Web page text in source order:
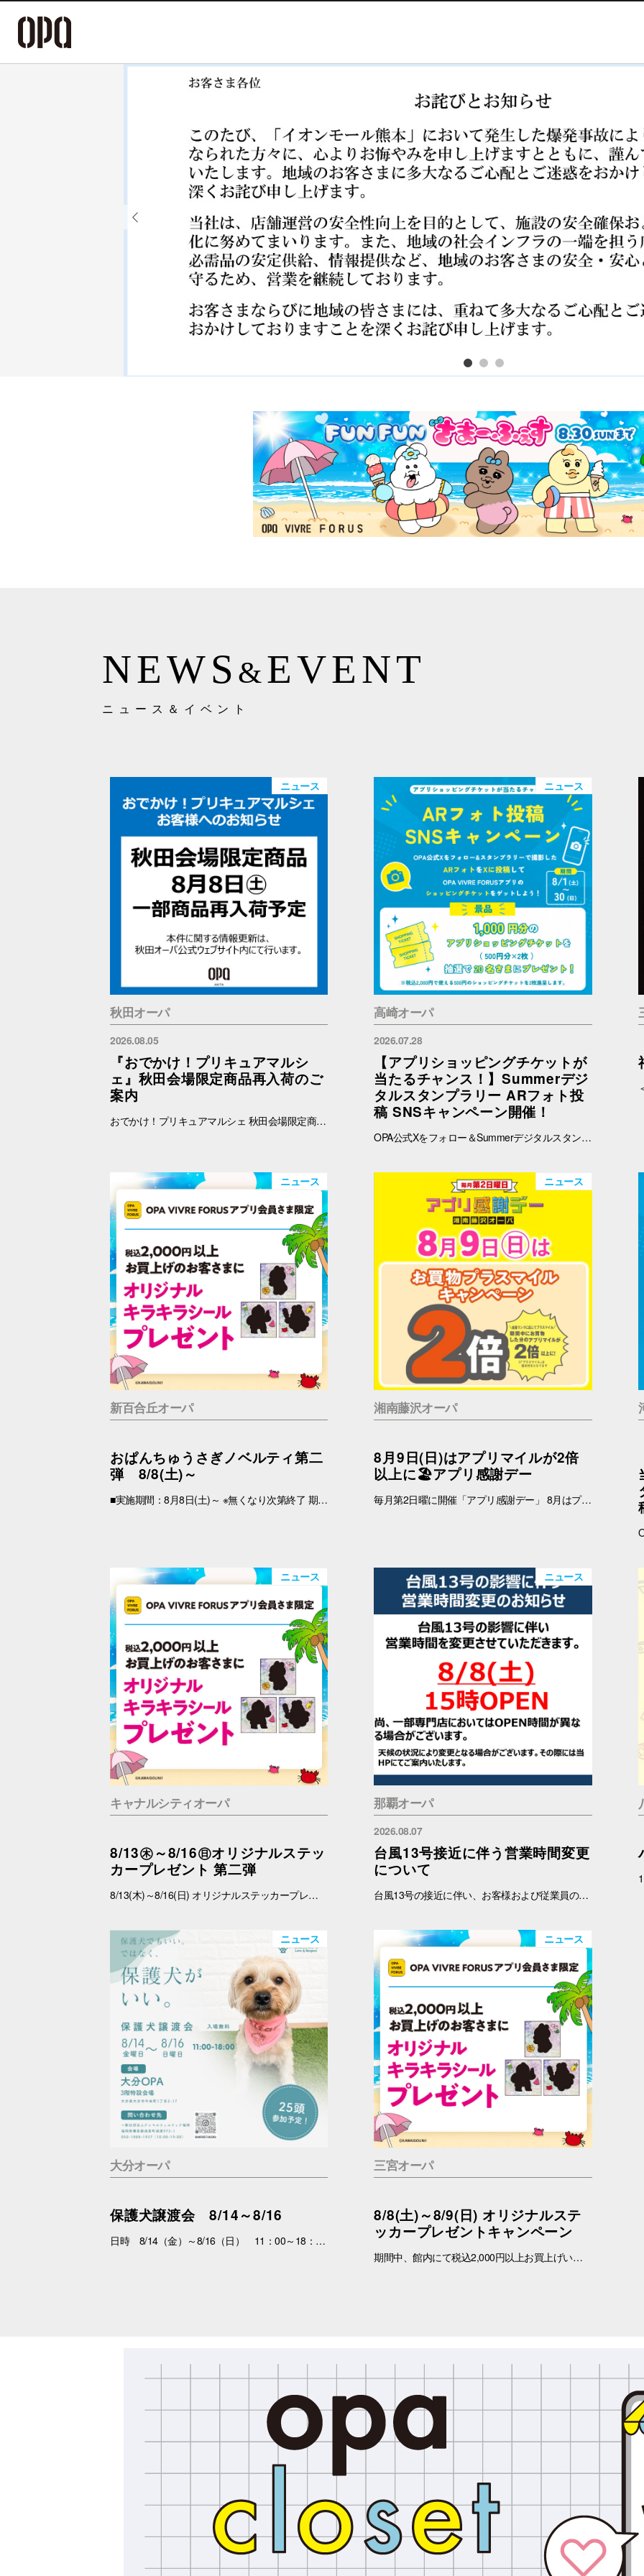
NEWS &EVENT
ニュース＆イベント
ニュース
秋田オーパ
2026.08.05
『おでかけ！プリキュアマルシ
ェ』秋田会場限定商品再入荷のご
案内
おでかけ！プリキュアマルシェ 秋田会場限定商品の再入荷を予定しております。 再入荷対象商品は下記をご覧ください。 【秋田限定】ランダム缶バッジ 全4種 各500円 【秋田限定】アクリルキーホルダー 全3種 1100円 【秋田限定】アクリルスタンド 全3種 1650円 ※納品後、準備が出来次第、販売を開始します。予めご了承ください。 ※在庫状況についてのお問い合わせは回答いたしかねます。ご来店の上ご確認をお願い申し上げます。 ※ブラウザでご覧の方はバナー、OPAアプリでご覧の方はタイトルをタップすると秋田会場限定商品の紹介ページに遷移します。
ニュース
高崎オーパ
2026.07.28
【アプリショッピングチケットが
当たるチャンス！】Summerデジ
タルスタンプラリー ARフォト投
稿 SNSキャンペーン開催！
OPA公式Xをフォロー＆Summerデジタルスタンプラリーで撮影したARフォトを投稿して、OPA VIVRE FORUSアプリのショッピングチケットをゲットしよう！ ■ 景品 500円分のアプリショッピングチケットを2枚（計1,000円分）を抽選で20名さまにプレゼント！ ※税込2,000円で使える500円のショッピングチケットを2枚進呈します。 ■ 応募期間 2026年8月1日(土) ～ 8月30日(日) 23:59まで ※当選者には8月31日(月)以降にDMにてご連絡いたします。 ■ 応募方法 OPA公式X（@opa_vivre_forus）をフォロー Summerデジタルスタンプラリーに参加して、ARフォトを撮影 ハッシュタグ「#おぱんちゅうさぎOPA」「#おぱんちゅうさぎFORUS」「#おぱんちゅうさぎVIVRE」のいずれかをつけて、撮影したARフォトを投稿！ ■ ご注意・各種規約 【撮影・投稿に関する注意】 撮影の際は、周囲のお客さまの通行の妨げにならないようご注意ください。 店内での撮影の際は、各店舗のルールやご案内に沿ってお楽しみください。 ARフォトの撮影、投稿するARフォトは、他のお客さまの顔等が映らないようご配慮をお願いいたします。 危険な行為（階段や無理な姿勢など）はお控えください。 【個人情報・権利に関する注意】 ARフォトの撮影・投稿にあたっては、他のお客さまのプライバシーにご配慮いただき、顔等が写り込まないようお願いいたします。 他のお客さまや第三者が写る場合は、必ずご本人の許可を得たうえで投稿してください。 投稿写真に含まれる著作物（ポスター・商品デザイン等）についてもご配慮ください。 SNSの性質上、投稿された写真は他の利用者に保存・共有される場合がございます。ご理解のうえご参加いただけますと幸いです。 【SNS投稿ルール】 投稿内容が公序良俗に反する場合や、不適切と判断される場合は応募対象外となります。 非公開アカウントからの投稿は応募対象外となる場合がございます。 ハッシュタグや応募条件を満たしていない場合、抽選対象外となる場合がございます。 【キャンペーン関連】 賞品の内容は予告なく変更となる場合がございます。 投稿いただいた画像は、当選者の選定のみに使用し、その他の目的で使用することはございません。
ニュース
新百合丘オーパ
おぱんちゅうさぎノベルティ第二
弾 8/8(土)～
■実施期間：8月8日(土)～ ※無くなり次第終了 期間中、税込2,000円以上(合算可)お買上げのOPA VIVRE FORUSアプリ会員さま限定で、「キラキラシール」 をプレゼント！ アプリの【クーポン画面】と【税込2,000円以上のレシート(合算可)】をお持ちの上、引換場所にお越しくださいませ。 ※新百合丘オーパのレシートのみ対象。館をまたいだレシートの合算は不可。 ※絵柄はお選びいただけません。 ■レシート対象期間 2026年8月8日(土)～ ■引換場所・引換時間 引換場所：B1F インフォメーション 引換時間：10:00～21:00 ■注意事項 ※ノベルティは数量限定のため、なくなり次第終了となりますので予めご了承ください。 ※ノベルティの引き換えは、おひとりさま3枚までとなります。 ※お買上げレシートは、期間中の対象店舗のものに限ります（一部対象外のショップ・商品がございます） ※新百合丘オーパのレシートのみ対象。館をまたいだレシートの合算は不可。 ※絵柄はお選びいただけません。 ※画像はイメージです。 ＜レシート対象外ショップ＞ B1F：HIS 1F：調剤薬局 2F：フェリーチェデンタルクリニック、楽天モバイル、免許の窓口 4F：セレスの館 5F：ガールズミニョン、ガシャポンのデパート、ソフトバンク、なんぼや、ほけんの窓口
ニュース
湘南藤沢オーパ
8月9日(日)はアプリマイルが2倍
以上に🏖️アプリ感謝デー
毎月第2日曜に開催「アプリ感謝デー」 8月はプラスマイルキャンペーンを実施いたします。 8月9日(日)に、オーパアプリを使ってお買物をすると、ランクに応じてアプリマイルが2倍以上になります。 しかも当日は「買い回りWEEK」を開催中☆ THE BARGAIN開催中の湘南藤沢オーパで、おトクが重なるこの機会に、ぜひ館内でのお買い回りもお楽しみください☆ 【開催日】 8月9日(日) 【お買物プラスマイルキャンペーン】 8月9日(日)にオーパアプリを使ってお買物をすると、会員ランクに応じて下記のポイントが付与されます。 お会計の際にオーパアプリをレジスタッフにご提示ください。 【アプリマイル付与】 ダイヤモンド会員…1マイル＋1.5マイル プラチナ会員…1マイル＋1.3マイル ゴールド会員…1マイル＋1.2マイル シルバー会員…1マイル＋1.1マイル ブロンズ会員…1マイル＋1マイル ≪例≫・・・ダイヤモンド会員さまが期間中1万円以上のお買物 ➡通常10,000マイル＋15,000マイル＝合計25,000マイル ※プラス分のマイル加算予定日：2025年8月12日(水) ※期間中のプラスマイル分をまとめて加算します。 ※付与されるマイルはランクによって異なります。 ※キャンペーン最終日の営業終了時点のランクをもとに加算マイル数を算出いたします。 ※小数点以下の端数は切り捨てとなります。 -------------------------------------- ▽オーパ公式アプリダウンロードはこちら▽ App Storeはこちら Google Playはこちら ■オーパ公式アプリについて詳しくはこちら -------------------------------------- 【セルフレジではアプリマイルは付きません】 ※以下のお店ではショップスタッフのいるレジにて、オーパアプリをご提示ください。 ●2階 バーガーキング ●4階 セリア ●7階 無印良品 ※期間中にアプリを新規ダウンロードしていただいた方も対象となります。 ※一部対象外ショップがございます。 ➡詳しくはこちら -------------------------------------------
ニュース
キャナルシティオーパ
8/13㊍～8/16㊐オリジナルステッ
カープレゼント 第二弾
8/13(木)～8/16(日) オリジナルステッカープレゼントキャンペーン ■概要 期間中、館内にて税込2,000円以上お買上げいただき、「OPA VIVRE FORUS アプリ」の対象画面をご提示いただいたお客さまに、先着でここでしか手に入らない「オリジナルキラキラステッカー」をプレゼントいたします！ ぜひこの機会に、お買い物と合わせて限定ノベルティをゲットしてください。 （※本企画は、アプリ会員さま限定となります） ■配布期間 2026年8月13日(木)～8月16日(日) ※各日の実施時間は、引換時間に準じます。 ※ノベルティはなくなり次第、配布を終了いたします。 ※一部実施していない店舗がございます。 ■ノベルティ内容 キラキラステッカー (全3種) ■引換条件 期間中、以下の2点を引換カウンターにてご提示ください。 ① 館内でお買上げいただいた、税込2,000円以上のレシート（合算可） ② 「OPA VIVRE FORUS アプリ」のクーポン画面 ■引換場所・引換時間 引換場所：センターウォーク B1Fラフェスタ 特設カウンター 引換時間：11:00 ～ 19:00 ■注意事項 ※ノベルティは数量限定のため、なくなり次第終了となりますので予めご了承ください。 ※ノベルティはランダムでのお渡しとなります。重複した場合でも、種類の変更・交換はいたしかねます。 ※ノベルティの引き換えは、おひとりさま3枚までとなります。 ※お買上げレシートは、期間中のキャナルシティオーパのものに限ります（一部対象外のショップ・商品がございます） ※キャナルシティオーパのレシートのみ対象。館をまたいだレシートの合算は不可。 ※画像はイメージです。実際のノベルティとは異なる場合がございます。 ▼詳しくはコチラ▼ https://www.opa-club.com/contents/opanchuusagi_2026/ ▼アプリについて詳しくはこちら▼ https://www.opa-club.com/contents/app/
ニュース
那覇オーパ
2026.08.07
台風13号接近に伴う営業時間変更
について
台風13号の接近に伴い、お客様および従業員の安全を考慮し、営業時間を以下の通り変更いたします。 明日8月8日（土）は15:00 営業再開させていただきます。 ※台風の状況を鑑みて変更の可能性もございます。最新情報は当ホームページにて随時お知らせいたします。 ※一部の専門店では休業または営業時間が異なる場合がございます。詳細につきましては、各店舗へ直接お問い合わせください。 お客様には大変ご不便・ご迷惑をおかけいたしますが、何卒ご理解賜りますようお願い申し上げます。
ニュース
大分オーパ
保護犬譲渡会 8/14～8/16
日時 8/14（金）～8/16（日） 11：00～18：00 場所 3F特設会場 内容 まずは会いにくるだけで大丈夫。 抱っこして、ふれあって、その子の魅力を感じてください。 あなたを待っている子がいます。 運命の出会いが、待っているかもしれません。 問合せ先 一般社団法人アニマルウェルフェア福岡 050-1808-1937（11：00～19：00）
ニュース
三宮オーパ
8/8(土)～8/9(日) オリジナルステ
ッカープレゼントキャンペーン
期間中、館内にて税込2,000円以上お買上げいただき、「OPA VIVRE FORUS アプリ」の対象画面をご提示いただいたお客さまに、先着でここでしか手に入らない「オリジナルキラキラステッカー」をプレゼントいたします！ ぜひこの機会に、お買い物と合わせて限定ノベルティをゲットしてください。 （※本企画は、アプリ会員さま限定となります） ■配布期間 2026年8月8日(土)～8月9日(日) ※各日の実施時間は、引換時間に準じます。 ※ノベルティはなくなり次第、配布を終了いたします。 ※一部実施していない店舗がございます。 ■ノベルティ内容 キラキラステッカー (全3種) ■引換条件 期間中、以下の2点を引換カウンターにてご提示ください。 ① 館内でお買上げいただいた、税込2,000円以上のレシート（合算可） ② 「OPA VIVRE FORUS アプリ」のクーポン画面 ■引換場所・引換時間 引換場所：1階 特設カウンター 引換時間：11:00 ～ 当日分がなくなり次第終了 ■注意事項 ※ノベルティは数量限定のため、なくなり次第終了となりますので予めご了承ください。 ※ノベルティはランダムでのお渡しとなります。重複した場合でも、種類の変更・交換はいたしかねます。 ※ノベルティの引き換えは、おひとりさま3枚までとなります。 ※お買上げレシートは、期間中の三宮オーパのものに限ります（一部対象外のショップ・商品がございます） ※三宮オーパのレシートのみ対象。館をまたいだレシートの合算は不可。 ※画像はイメージです。実際のノベルティとは異なる場合がございます。 ▼詳しくはコチラ▼ https://www.opa-club.com/contents/opanchuusagi_2026/ ▼アプリについて詳しくはこちら！ ▼ https://www.opa-club.com/contents/app/